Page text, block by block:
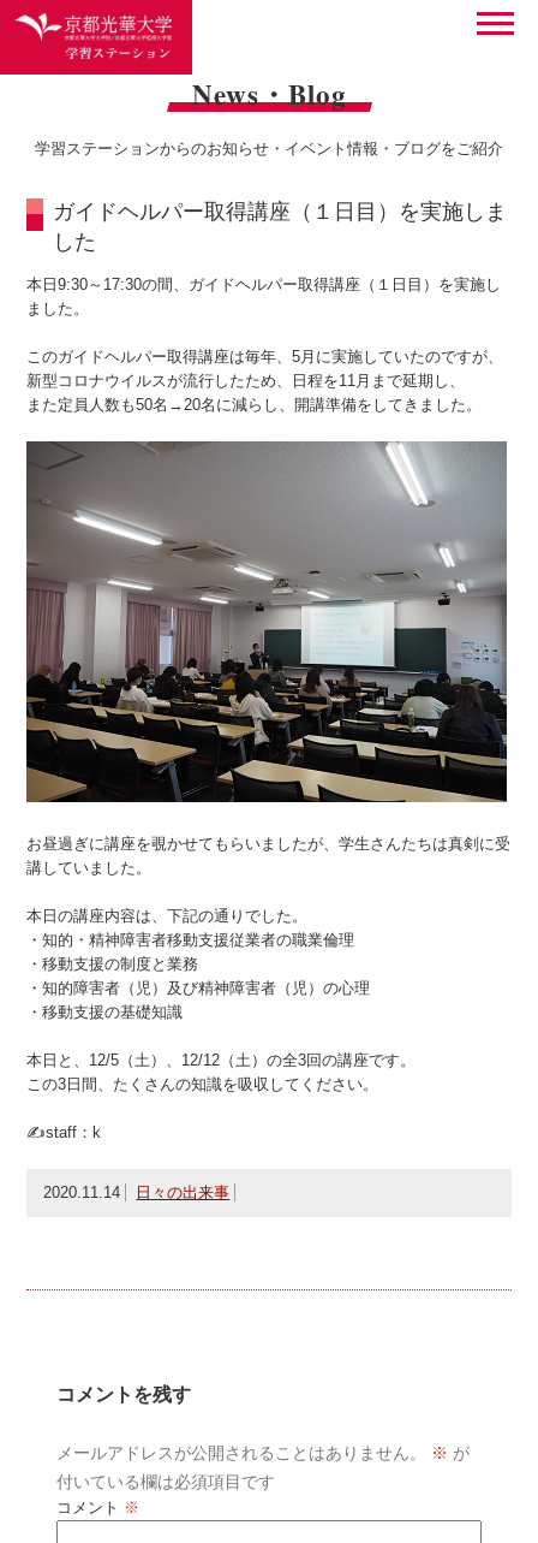
News・Blog
学習ステーションからのお知らせ・イベント情報・ブログをご紹介
ガイドヘルパー取得講座（１日目）を実施しま
した
本日9:30～17:30の間、ガイドヘルパー取得講座（１日目）を実施し
ました。
このガイドヘルパー取得講座は毎年、5月に実施していたのですが、
新型コロナウイルスが流行したため、日程を11月まで延期し、
また定員人数も50名→20名に減らし、開講準備をしてきました。
お昼過ぎに講座を覗かせてもらいましたが、学生さんたちは真剣に受
講していました。
本日の講座内容は、下記の通りでした。
・知的・精神障害者移動支援従業者の職業倫理
・移動支援の制度と業務
・知的障害者（児）及び精神障害者（児）の心理
・移動支援の基礎知識
本日と、12/5（土）、12/12（土）の全3回の講座です。
この3日間、たくさんの知識を吸収してください。
✍staff：k
2020.11.14 日々の出来事
コメントを残す
メールアドレスが公開されることはありません。 ※ が
付いている欄は必須項目です
コメント ※